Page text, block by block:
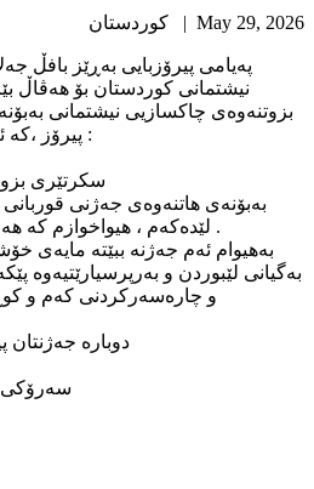
May 29, 2026 | كوردستان
پەیامی پیرۆزبایی بەڕێز بافڵ
نیشتمانی کوردستان بۆ هەڤاڵ
بزوتنەوەی چاکسازیی نیشتمانی
پیرۆز ،کە ئەمەی خوارەوە دەقەکەیەتی :
سکرتێری
بەبۆنەی هاتنەوەی جەژنی قوربانی
لێدەکەم ، هیواخوازم کە هەمیشە لە خۆشی و جەژندا بن .
بەهیوام ئەم جەژنە ببێتە مایەی
بەگیانی لێبوردن و بەرپرسیارێتیەوە
و چارەسەرکردنی کەم و
دوبارە
سەرۆکی